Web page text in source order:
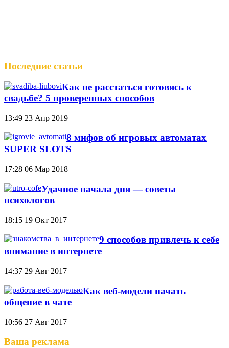
Последние статьи
Как не расстаться готовясь к
свадьбе? 5 проверенных способов
13:49 23 Апр 2019
8 мифов об игровых автоматах
SUPER SLOTS
17:28 06 Мар 2018
Удачное начала дня — советы
психологов
18:15 19 Окт 2017
9 способов привлечь к себе
внимание в интернете
14:37 29 Авг 2017
Как веб-модели начать
общение в чате
10:56 27 Авг 2017
Ваша реклама